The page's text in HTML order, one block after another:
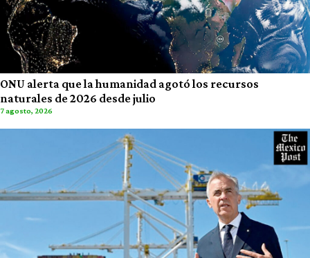
ONU alerta que la humanidad agotó los recursos
naturales de 2026 desde julio
7 agosto, 2026